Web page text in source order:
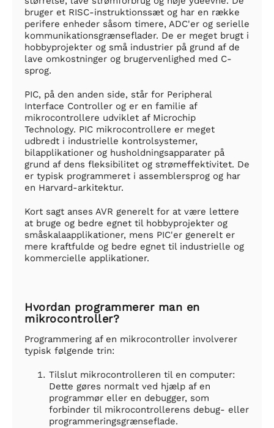
bruger et RISC-instruktionssæt og har en række
perifere enheder såsom timere, ADC'er og serielle
kommunikationsgrænseflader. De er meget brugt i
hobbyprojekter og små industrier på grund af de
lave omkostninger og brugervenlighed med C-
sprog.
PIC, på den anden side, står for Peripheral
Interface Controller og er en familie af
mikrocontrollere udviklet af Microchip
Technology. PIC mikrocontrollere er meget
udbredt i industrielle kontrolsystemer,
bilapplikationer og husholdningsapparater på
grund af dens fleksibilitet og strømeffektivitet. De
er typisk programmeret i assemblersprog og har
en Harvard-arkitektur.
Kort sagt anses AVR generelt for at være lettere
at bruge og bedre egnet til hobbyprojekter og
småskalaapplikationer, mens PIC'er generelt er
mere kraftfulde og bedre egnet til industrielle og
kommercielle applikationer.
Hvordan programmerer man en
mikrocontroller?
Programmering af en mikrocontroller involverer
typisk følgende trin:
Tilslut mikrocontrolleren til en computer:
Dette gøres normalt ved hjælp af en
programmør eller en debugger, som
forbinder til mikrocontrollerens debug- eller
programmeringsgrænseflade.